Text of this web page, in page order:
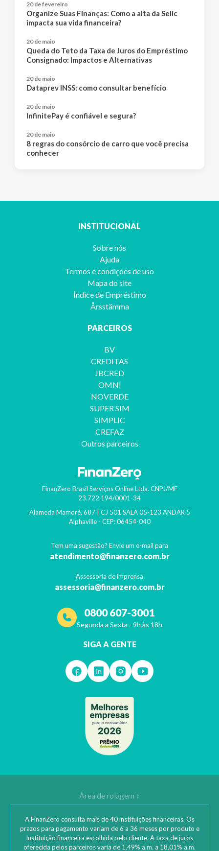
20 de fevereiro
Organize Suas Finanças: Como a alta da Selic
impacta sua vida financeira?
20 de maio
Queda do Teto da Taxa de Juros do Empréstimo
Consignado: Impactos e Alternativas
20 de maio
Dataprev INSS: como consultar benefício
20 de maio
InfinitePay é confiável e segura?
20 de maio
8 regras do consórcio de carro que você precisa
conhecer
INSTITUCIONAL
Sobre nós
Ajuda
Termos e condições de uso
Mapa do site
Índice de Empréstimo
Årsstämma
PARCEIROS
BV
CREDITAS
JBCRED
OMNI
NOVERDE
SUPER SIM
SIMPLIC
CREFAZ
Outros parceiros
FinanZero Brasil Serviços Online Ltda. CNPJ/MF
23.722.194/0001-34
Alameda Mamoré, 687 | CJ 501 SALA 05-123 ANDAR 5
Alphaville- CEP: 06454-040
Tem uma sugestão? Envie um e-mail para
atendimento@finanzero.com.br
Assessoria de imprensa
assessoria@finanzero.com.br
0800 607-3001
Segunda a Sexta - 9h às 18h
SIGA A GENTE
A FinanZero consulta mais de 40 instituições financeiras. Os
prazos para pagamento variam de 6 a 36 meses por produto e
Instituição financeira escolhida pelo cliente. A taxa de juros
oferecida pelos parceiros varia de 1,49% a.m. a 18,01% a.m.